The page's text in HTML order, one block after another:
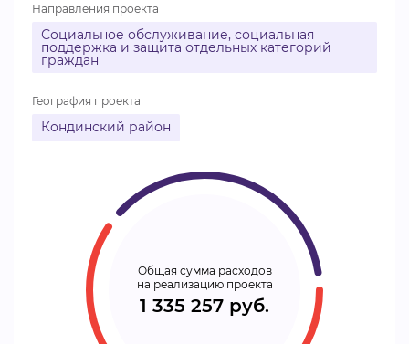
Направления проекта
Социальное обслуживание, социальная
поддержка и защита отдельных категорий
граждан
География проекта
Кондинский район
Общая сумма расходов
на реализацию проекта
1 335 257 руб.